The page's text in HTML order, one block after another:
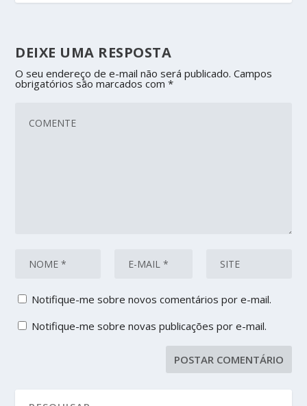
DEIXE UMA RESPOSTA
O seu endereço de e-mail não será publicado. Campos
obrigatórios são marcados com*
Notifique-me sobre novos comentários por e-mail.
Notifique-me sobre novas publicações por e-mail.